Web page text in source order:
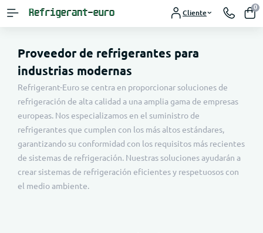
Cliente
0
Proveedor de refrigerantes para
industrias modernas
Refrigerant-Euro se centra en proporcionar soluciones de
refrigeración de alta calidad a una amplia gama de empresas
europeas. Nos especializamos en el suministro de
refrigerantes que cumplen con los más altos estándares,
garantizando su conformidad con los requisitos más recientes
de sistemas de refrigeración. Nuestras soluciones ayudarán a
crear sistemas de refrigeración eficientes y respetuosos con
el medio ambiente.